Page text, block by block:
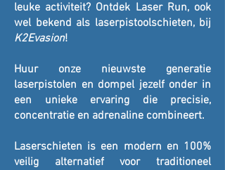
leuke activiteit? Ontdek Laser Run, ook
wel bekend als laserpistoolschieten, bij
K2Evasion!
Huur onze nieuwste generatie
laserpistolen en dompel jezelf onder in
een unieke ervaring die precisie,
concentratie en adrenaline combineert.
Laserschieten is een modern en 100%
veilig alternatief voor traditioneel